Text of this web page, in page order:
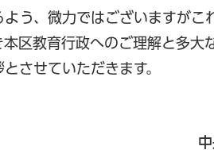
う、微力ではございますがこ
区教育行政へのご理解と多大
させていただきます。